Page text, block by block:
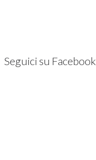
Seguici su Facebook